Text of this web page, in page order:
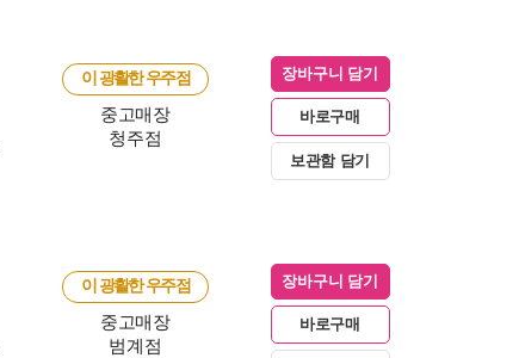
이 광활한 우주점
중고매장
청주점
장바구니 담기
바로구매
보관함 담기
이 광활한 우주점
중고매장
범계점
장바구니 담기
바로구매